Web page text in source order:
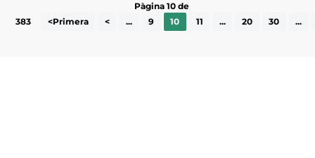
Pàgina 10 de
383
<Primera < ... 9 10 11 ... 20 30 ...